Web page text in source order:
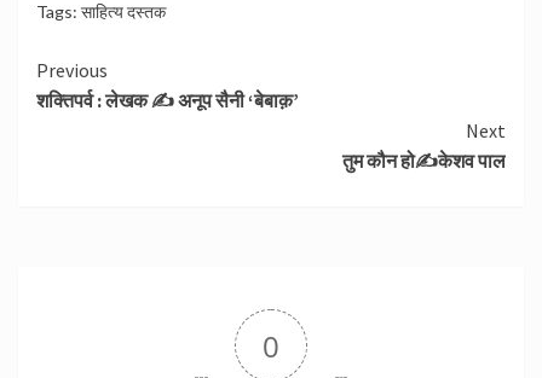
Tags: साहित्य दस्तक
Continue
Reading
Previous
शक्तिपर्व : लेखक ✍ अनूप सैनी ‘बेबाक़’
Next
तुम कौन हो✍️केशव पाल
0